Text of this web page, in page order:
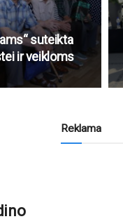
suteikta
ir veikloms
Reklama